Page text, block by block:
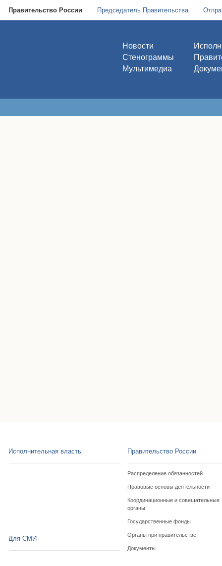
Правительство России Председатель Правительства
Новости
Стенограммы
Мультимедиа
Исполнительная власть Правительство России
Распределение обязанностей
Правовые основы деятельности
Координационные и совещательные
органы
Государственные фонды
Органы при правительстве
Документы
Для СМИ